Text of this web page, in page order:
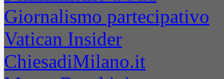
Giornalismo partecipativo
Vatican Insider
ChiesadiMilano.it